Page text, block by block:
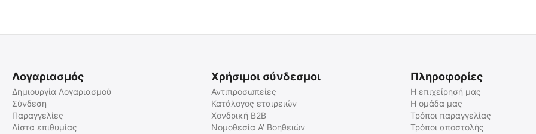
Κουβέρτα Αλουμινίου
Έκτακτης Ανάγκης - Ασημί/
ThermoPad Θερμαντικό
Αλουμινίου (Χακί/Ασημί)
ThermoPad Θερμαντικά για
Ακροδάχτυλα Ποδιών
Λογαριασμός
Δημιουργία Λογαριασμού
Σύνδεση
Παραγγελίες
Λίστα επιθυμίας
Χρήσιμοι σύνδεσμοι
Αντιπροσωπείες
Κατάλογος εταιρειών
Χονδρική B2B
Νομοθεσία Α' Βοηθειών
Πληροφορίες
Η επιχείρησή μας
Η ομάδα μας
Τρόποι παραγγελίας
Τρόποι αποστολής